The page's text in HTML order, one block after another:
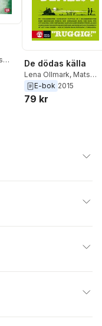
De dödas källa
Lena Ollmark, Mats
Wänblad
E-bok 2015
79 kr